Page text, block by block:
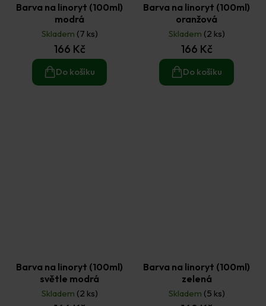
Barva na linoryt (100ml)
modrá
Skladem (7 ks)
166 Kč
Do košíku
Barva na linoryt (100ml)
oranžová
Skladem (2 ks)
166 Kč
Do košíku
Barva na linoryt (100ml)
světle modrá
Skladem (2 ks)
Barva na linoryt (100ml)
zelená
Skladem (5 ks)